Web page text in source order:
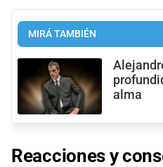
MIRÁ TAMBIÉN
alma
Reacciones y